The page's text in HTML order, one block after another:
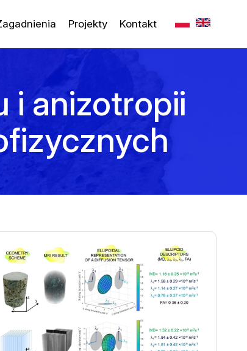
Projekty Kontakt
i anizotropii